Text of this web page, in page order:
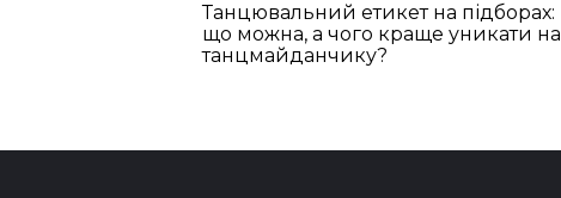
Танцювальний етикет на підборах:
що можна, а чого краще уникати на
танцмайданчику?